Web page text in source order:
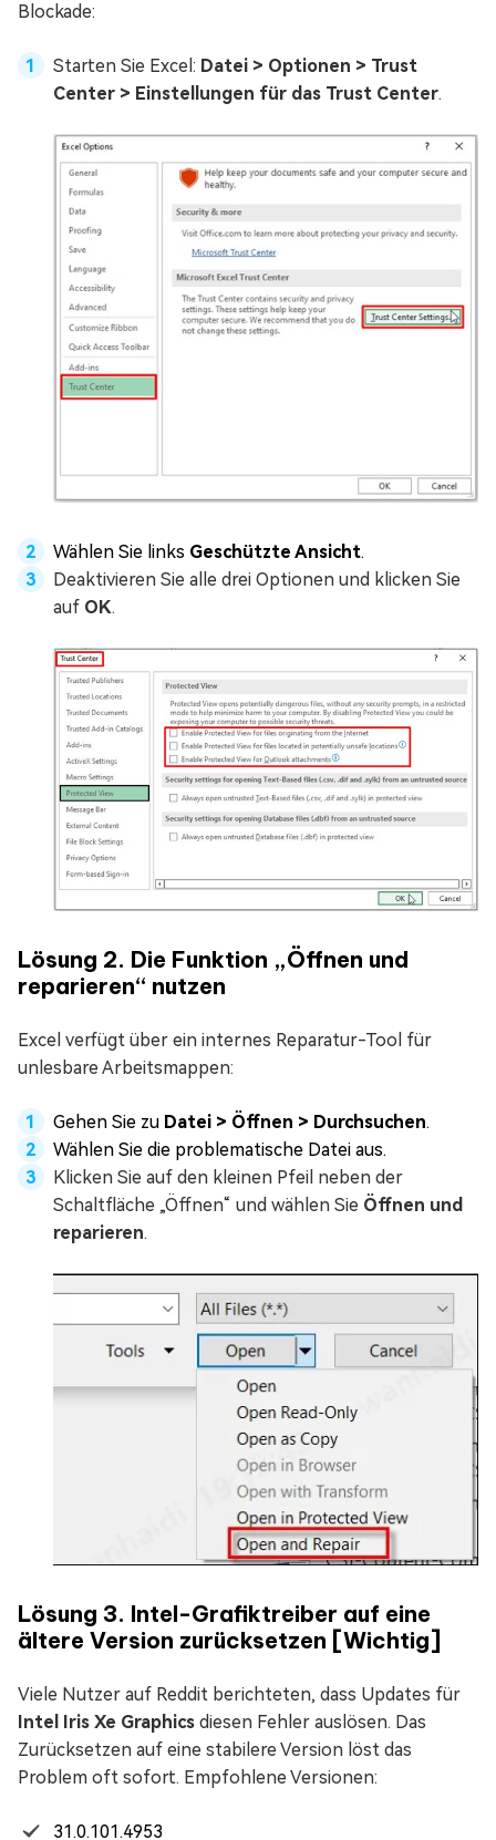
Blockade:
Starten Sie Excel: Datei > Optionen > Trust
Center > Einstellungen für das Trust Center.
Wählen Sie links Geschützte Ansicht.
Deaktivieren Sie alle drei Optionen und klicken Sie
auf OK.
Lösung 2. Die Funktion „Öffnen und
reparieren“ nutzen
Excel verfügt über ein internes Reparatur-Tool für
unlesbare Arbeitsmappen:
Gehen Sie zu Datei > Öffnen > Durchsuchen.
Wählen Sie die problematische Datei aus.
Klicken Sie auf den kleinen Pfeil neben der
Schaltfläche „Öffnen“ und wählen Sie Öffnen und
reparieren.
Lösung 3. Intel-Grafiktreiber auf eine
ältere Version zurücksetzen [Wichtig]
Viele Nutzer auf Reddit berichteten, dass Updates für
Intel Iris Xe Graphics diesen Fehler auslösen. Das
Zurücksetzen auf eine stabilere Version löst das
Problem oft sofort. Empfohlene Versionen:
31.0.101.4953